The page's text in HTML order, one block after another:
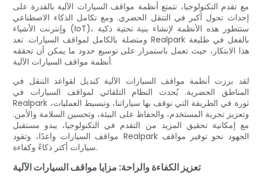
مع تقدم التكنولوجيا، تتمتع أنظمة مواقف السيارات الآلية بالقدرة على
إحداث تحول أكبر في التنقل الحضري. ومع تكامل الذكاء الاصطناعي
وإنترنت الأشياء (IoT)، ستتطور هذه الأنظمة لإنشاء بنية تحتية ذكية
ومتصلة بالكامل لمواقف السيارات. تعد Realpark بالفعل في طليعة
هذا الابتكار، حيث تعمل باستمرار على توسيع حدود ما يمكن أن تحققه
أنظمة مواقف السيارات الآلية.
لقد برزت أنظمة مواقف السيارات الآلية كبديل لقواعد التنقل في
المناطق الحضرية. يُحدث النظام التلقائي لمواقف السيارات في
Realpark ثورة في الطريقة التي نوقف بها سياراتنا، وتبسيط العمليات،
وتعزيز تجربة المستخدم، والحفاظ على البيئة، وتحسين السلامة والأمن.
مع إمكانية تحقيق المزيد من التقدم في التكنولوجيا، يبدو مستقبل
مواقف السيارات واعدًا، وتقود Realpark الجهود نحو توفير مواقف
سيارات أكثر ذكاءً وكفاءة.
تعزيز الكفاءة والراحة: مزايا مواقف السيارات الآلية